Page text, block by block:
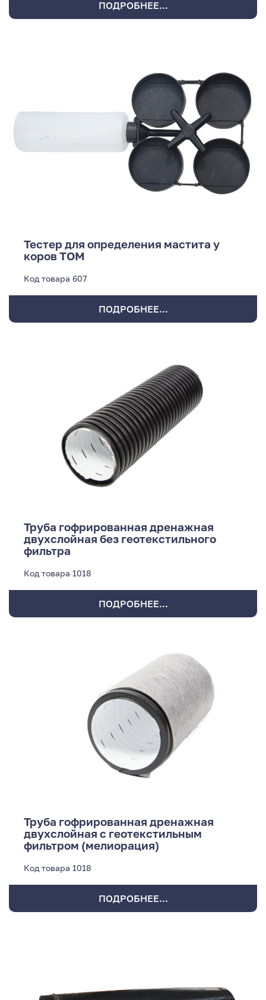
ПОДРОБНЕЕ...
Тестер для определения мастита у
коров ТОМ
Код товара 607
ПОДРОБНЕЕ...
Труба гофрированная дренажная
двухслойная без геотекстильного
фильтра
Код товара 1018
ПОДРОБНЕЕ...
Труба гофрированная дренажная
двухслойная с геотекстильным
фильтром (мелиорация)
Код товара 1018
ПОДРОБНЕЕ...